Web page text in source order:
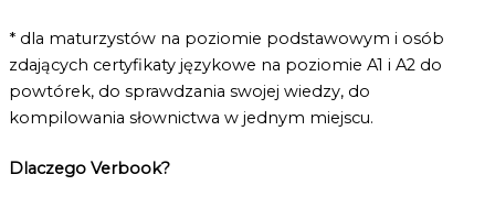
* dla maturzystów na poziomie podstawowym i osób
zdających certyfikaty językowe na poziomie A1 i A2 do
powtórek, do sprawdzania swojej wiedzy, do
kompilowania słownictwa w jednym miejscu.
Dlaczego Verbook?